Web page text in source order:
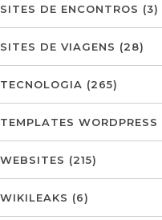
SITES DE ENCONTROS (3)
SITES DE VIAGENS (28)
TECNOLOGIA (265)
TEMPLATES WORDPRESS
WEBSITES (215)
WIKILEAKS (6)